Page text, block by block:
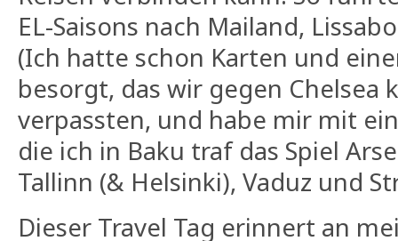
EL-Saisons nach Mailand,
(Ich hatte schon Karten und
besorgt, das wir gegen
verpassten, und habe mir mit
die ich in Baku traf das Spiel
Tallinn (& Helsinki), Vaduz und
Dieser Travel Tag erinnert an